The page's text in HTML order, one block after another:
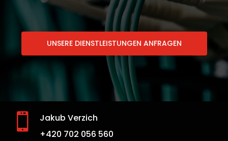
UNSERE DIENSTLEISTUNGEN ANFRAGEN

Jakub Verzich
+420 702 056 560